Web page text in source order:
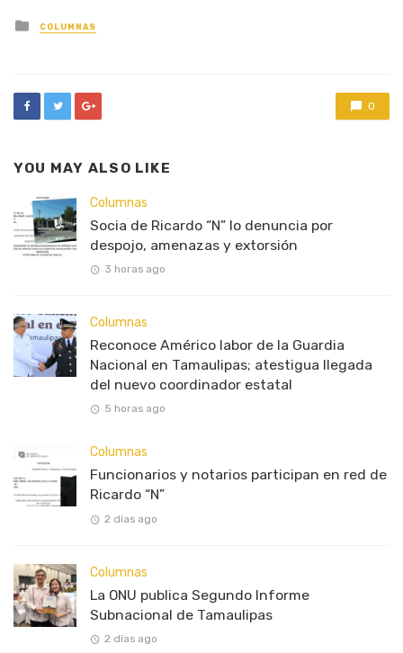
Posted
in
COLUMNAS
0
YOU MAY ALSO LIKE
Columnas
Socia de Ricardo “N” lo denuncia por
despojo, amenazas y extorsión
3 horas ago
Columnas
Reconoce Américo labor de la Guardia
Nacional en Tamaulipas; atestigua llegada
del nuevo coordinador estatal
5 horas ago
Columnas
Funcionarios y notarios participan en red de
Ricardo “N”
2 días ago
Columnas
La ONU publica Segundo Informe
Subnacional de Tamaulipas
2 días ago